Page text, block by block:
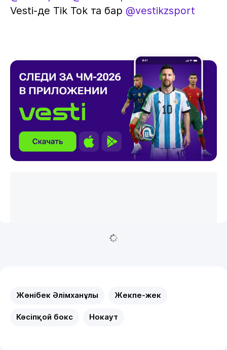
Vesti-де Tik Tok та бар @vestikzsport
Жәнібек Әлімханұлы Жекпе-жек
Кәсіпқой бокс Нокаут